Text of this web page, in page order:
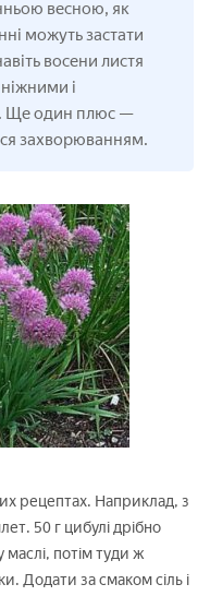
весною, як
можуть застати
восени листя
і
Ще один плюс —
захворюванням.
рецептах. Наприклад, з
50 г цибулі дрібно
маслі, потім туди ж
Додати за смаком сіль і